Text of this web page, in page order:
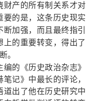
财产的所有制关系才对
要的是，这条历史现实
加强，而且最终指引
的重要转变，得出了
。
的《历史政治杂志》
记》中最长的评论，
出了他在历史研究中